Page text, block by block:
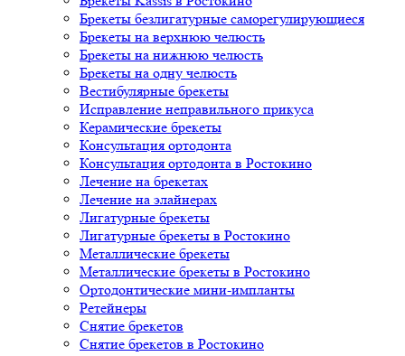
Брекеты безлигатурные саморегулирующиеся
Брекеты на верхнюю челюсть
Брекеты на нижнюю челюсть
Брекеты на одну челюсть
Вестибулярные брекеты
Исправление неправильного прикуса
Керамические брекеты
Консультация ортодонта
Консультация ортодонта в Ростокино
Лечение на брекетах
Лечение на элайнерах
Лигатурные брекеты
Лигатурные брекеты в Ростокино
Металлические брекеты
Металлические брекеты в Ростокино
Ортодонтические мини-импланты
Ретейнеры
Снятие брекетов
Снятие брекетов в Ростокино